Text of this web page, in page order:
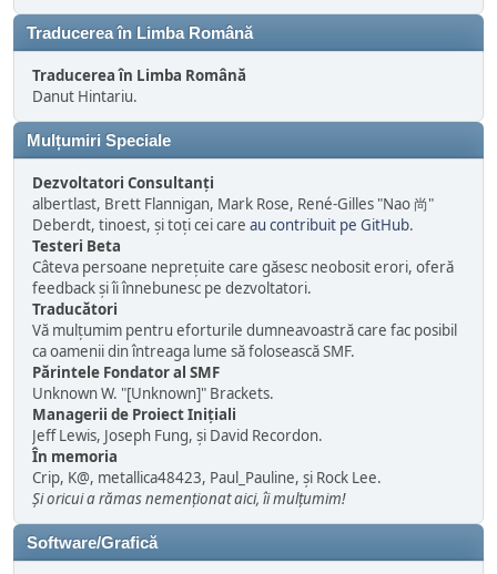
Traducerea în Limba Română
Traducerea în Limba Română
Danut Hintariu.
Mulțumiri Speciale
Dezvoltatori Consultanți
albertlast, Brett Flannigan, Mark Rose, René-Gilles "Nao 尚"
Deberdt, tinoest, și toți cei care au contribuit pe GitHub.
Testeri Beta
Câteva persoane neprețuite care găsesc neobosit erori, oferă
feedback și îi înnebunesc pe dezvoltatori.
Traducători
Vă mulțumim pentru eforturile dumneavoastră care fac posibil
ca oamenii din întreaga lume să folosească SMF.
Părintele Fondator al SMF
Unknown W. "[Unknown]" Brackets.
Managerii de Proiect Iniţiali
Jeff Lewis, Joseph Fung, și David Recordon.
În memoria
Crip, K@, metallica48423, Paul_Pauline, și Rock Lee.
Și oricui a rămas nemenționat aici, îi mulțumim!
Software/Grafică